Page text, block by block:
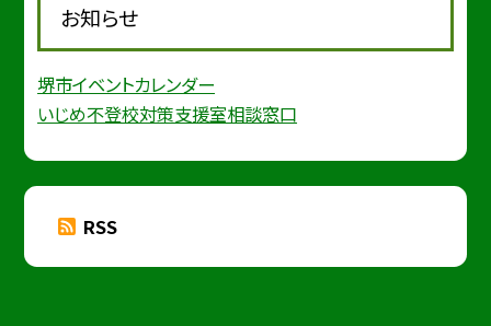
お知らせ
堺市イベントカレンダー
いじめ不登校対策支援室相談窓口
RSS